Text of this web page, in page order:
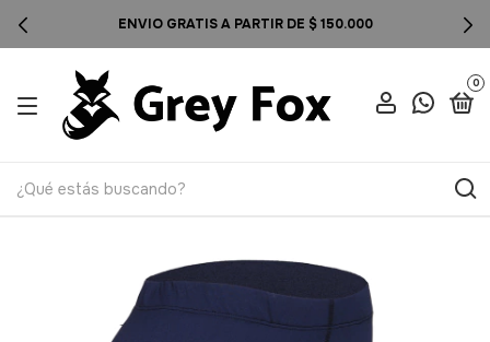
ENVIO GRATIS A PARTIR DE $ 150.000
0